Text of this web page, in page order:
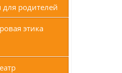
родителей
этика